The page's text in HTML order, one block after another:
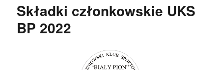
Składki członkowskie UKS
BP 2022